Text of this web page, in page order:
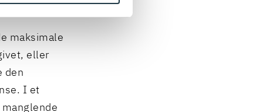
maksimale
eller
den
I et